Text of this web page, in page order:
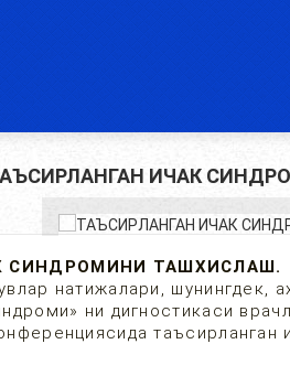
ИЧАК
СИНДРОМИНИ ТАШХИСЛАШ.
натижалари, шунингдек,
ни дигностикаси